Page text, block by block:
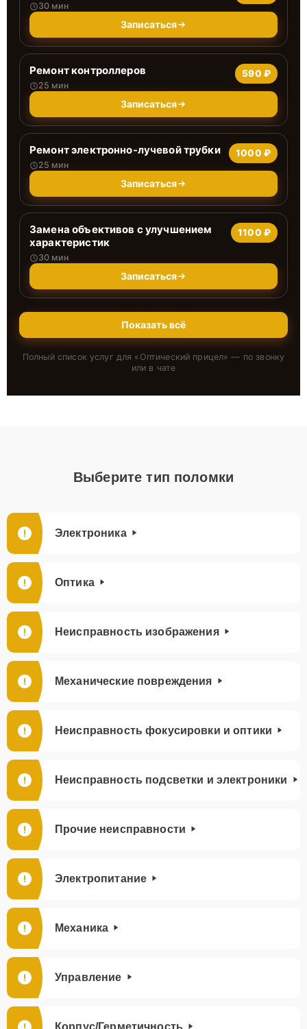
30 мин
Записаться
Ремонт контроллеров
25 мин
590 ₽
Записаться
Ремонт электронно-лучевой трубки
25 мин
1000 ₽
Записаться
Замена объективов с улучшением
характеристик
30 мин
1100 ₽
Записаться
Показать всё
Полный список услуг для « Оптический прицел» — по звонку
или в чате
Выберите тип поломки
Электроника
Оптика
Неисправность изображения
Механические повреждения
Неисправность фокусировки и оптики
Неисправность подсветки и электроники
Прочие неисправности
Электропитание
Механика
Управление
Корпус/Герметичность